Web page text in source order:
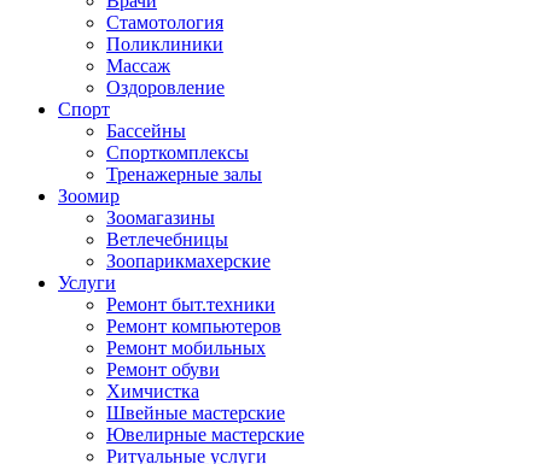
Стамотология
Поликлиники
Массаж
Оздоровление
Спорт
Бассейны
Спорткомплексы
Тренажерные залы
Зоомир
Зоомагазины
Ветлечебницы
Зоопарикмахерские
Услуги
Ремонт быт.техники
Ремонт компьютеров
Ремонт мобильных
Ремонт обуви
Химчистка
Швейные мастерские
Ювелирные мастерские
Ритуальные услуги